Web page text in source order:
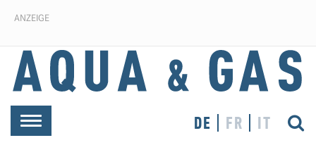
ANZEIGE
Toggle
navigation
DE FR IT